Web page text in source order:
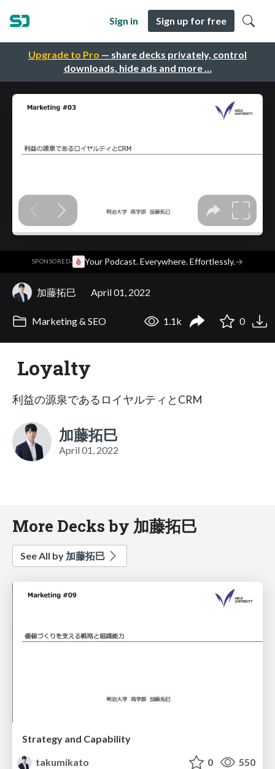
Upgrade to Pro — share decks privately, control
downloads, hide ads and more …
Sign in Sign up for free
SPONSORED· Your Podcast. Everywhere. Effortlessly.→
加藤拓巳 April 01, 2022
Marketing & SEO 1.1k 0
Loyalty
利益の源泉であるロイヤルティとCRM
加藤拓巳
April 01, 2022
More Decks by 加藤拓巳
See All by 加藤拓巳
Strategy and Capability
takumikato
0 550